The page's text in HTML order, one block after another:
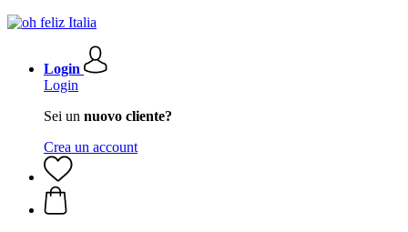
Login
Login
Sei un nuovo cliente?
Crea un account